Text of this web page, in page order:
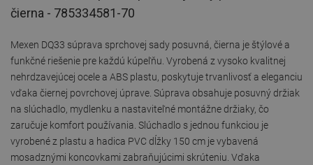
čierna - 785334581-70
Mexen DQ33 súprava sprchovej sady posuvná, čierna je štýlové a
funkčné riešenie pre každú kúpeľňu. Vyrobená z vysoko kvalitnej
nehrdzavejúcej ocele a ABS plastu, poskytuje trvanlivosť a eleganciu
vďaka čiernej povrchovej úprave. Súprava obsahuje posuvný držiak
na slúchadlo, mydlenku a nastaviteľné montážne držiaky, čo
zaručuje komfort používania. Slúchadlo s jednou funkciou je
vyrobené z plastu a hadica PVC dĺžky 150 cm je vybavená
mosadznými koncovkami zabraňujúcimi skrúteniu. Vďaka